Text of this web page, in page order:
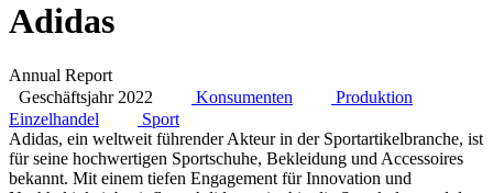
Adidas
Annual Report
Geschäftsjahr 2022
Konsumenten
Produktion
Einzelhandel
Sport
Adidas, ein weltweit führender Akteur in der Sportartikelbranche, ist
für seine hochwertigen Sportschuhe, Bekleidung und Accessoires
bekannt. Mit einem tiefen Engagement für Innovation und